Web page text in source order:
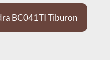
BC041TI Tiburon